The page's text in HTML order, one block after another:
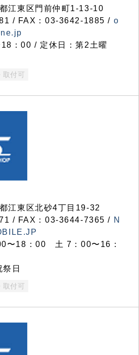
江東区門前仲町1-13-10
/ FAX：03-3642-1885 / o
：00 / 定休日：第2土曜
取付可
江東区北砂4丁目19-32
/ FAX：03-3644-7365 / N
〜18：00 土 7：00〜16：
日
取付可